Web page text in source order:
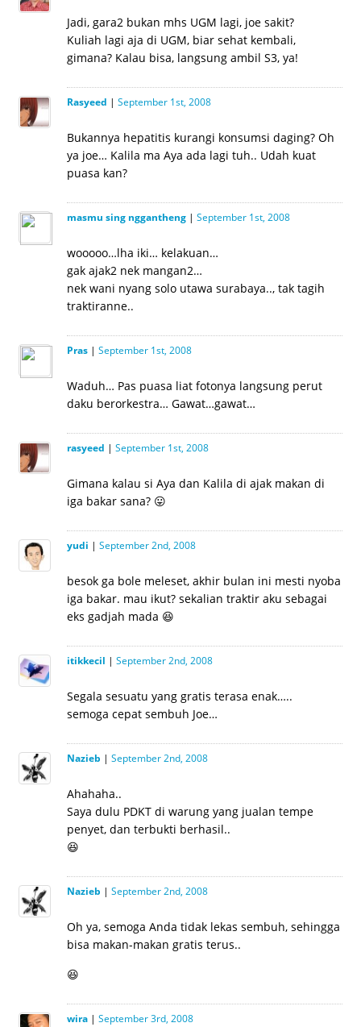
Jadi, gara2 bukan mhs UGM lagi, joe sakit?
Kuliah lagi aja di UGM, biar sehat kembali,
gimana? Kalau bisa, langsung ambil S3, ya!
Rasyeed | September 1st, 2008
Bukannya hepatitis kurangi konsumsi daging? Oh
ya joe… Kalila ma Aya ada lagi tuh.. Udah kuat
puasa kan?
masmu sing nggantheng| September 1st, 2008
wooooo…lha iki… kelakuan…
gak ajak2 nek mangan2…
nek wani nyang solo utawa surabaya.., tak tagih
traktiranne..
Pras| September 1st, 2008
Waduh… Pas puasa liat fotonya langsung perut
daku berorkestra… Gawat…gawat…
rasyeed | September 1st, 2008
Gimana kalau si Aya dan Kalila di ajak makan di
iga bakar sana? 😛
yudi | September 2nd, 2008
besok ga bole meleset, akhir bulan ini mesti nyoba
iga bakar. mau ikut? sekalian traktir aku sebagai
eks gadjah mada 😆
itikkecil | September 2nd, 2008
Segala sesuatu yang gratis terasa enak…..
semoga cepat sembuh Joe…
Nazieb | September 2nd, 2008
Ahahaha..
Saya dulu PDKT di warung yang jualan tempe
penyet, dan terbukti berhasil..
😆
Nazieb | September 2nd, 2008
Oh ya, semoga Anda tidak lekas sembuh, sehingga
bisa makan-makan gratis terus..
😆
wira| September 3rd, 2008